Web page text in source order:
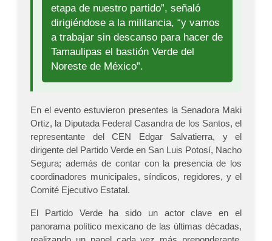
etapa de nuestro partido”, señaló
dirigiéndose a la militancia, “y vamos
a trabajar sin descanso para hacer de
Tamaulipas el bastión Verde del
Noreste de México”.
En el evento estuvieron presentes la Senadora Maki
Ortiz, la Diputada Federal Casandra de los Santos, el
representante del CEN Edgar Salvatierra, y el
dirigente del Partido Verde en San Luis Potosí, Nacho
Segura; además de contar con la presencia de los
coordinadores municipales, síndicos, regidores, y el
Comité Ejecutivo Estatal.
El Partido Verde ha sido un actor clave en el
panorama político mexicano de las últimas décadas,